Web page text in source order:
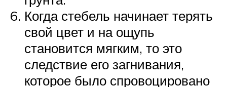
Когда стебель начинает терять
свой цвет и на ощупь
становится мягким, то это
следствие его загнивания,
которое было спровоцировано